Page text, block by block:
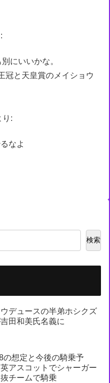
にいいかな。
冠と天皇賞のメイショウ
り:
なよ
検索
ウデュースの半弟ホシクズ
田和美氏名義に
の想定と今後の騎乗予
アスコットでシャーガー
チームで騎乗